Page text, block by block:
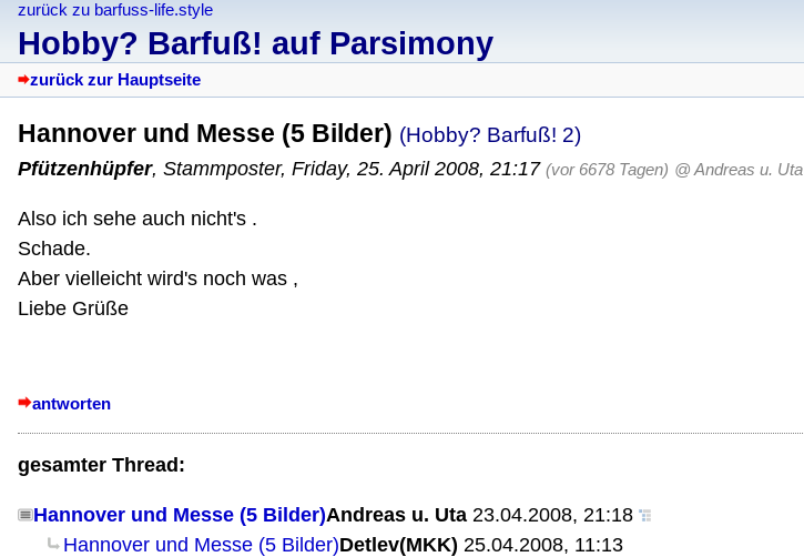
zurück zu barfuss-life.style
Hobby? Barfuß! auf Parsimony
zurück zur Hauptseite
Hannover und Messe (5 Bilder) (Hobby? Barfuß! 2)
Pfützenhüpfer, Stammposter, Friday, 25. April 2008, 21:17 (vor 6678 Tagen) @ Andreas u. Uta
Also ich sehe auch nicht's .
Schade.
Aber vielleicht wird's noch was ,
Liebe Grüße
antworten
gesamter Thread:
Hannover und Messe (5 Bilder)Andreas u. Uta 23.04.2008, 21:18
Hannover und Messe (5 Bilder)Detlev(MKK) 25.04.2008, 11:13